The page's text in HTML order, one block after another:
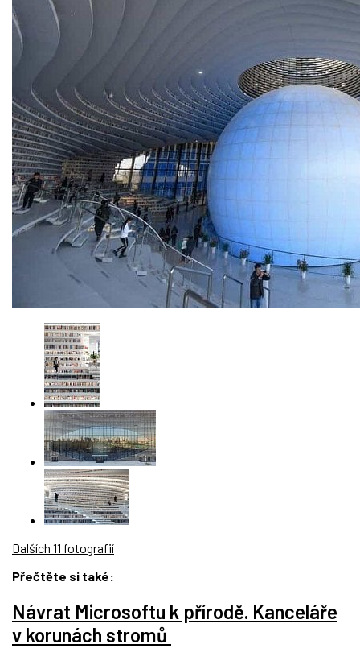
Dalších 11 fotografií
Přečtěte si také:
Návrat Microsoftu k přírodě. Kanceláře
v korunách stromů